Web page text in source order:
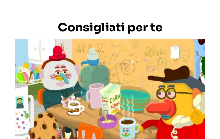
Consigliati per te